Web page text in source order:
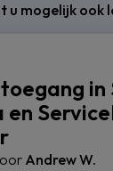
u mogelijk ook
in
en
Andrew W.